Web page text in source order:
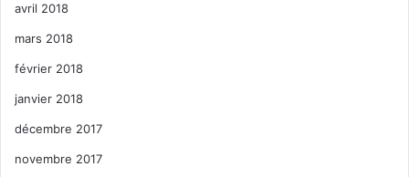
avril 2018
mars 2018
février 2018
janvier 2018
décembre 2017
novembre 2017